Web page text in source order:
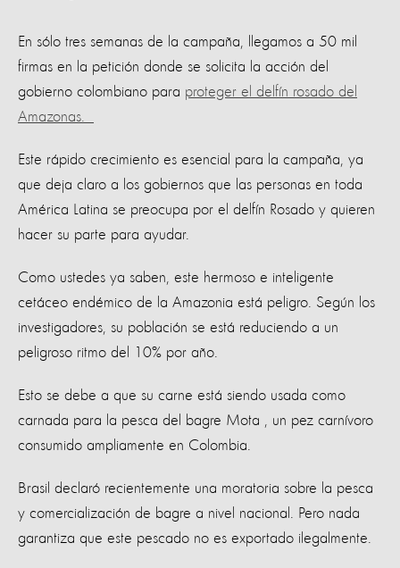
En sólo tres semanas de la campaña, llegamos a 50 mil
firmas en la petición donde se solicita la acción del
gobierno colombiano para proteger el delfín rosado del
Amazonas.
Este rápido crecimiento es esencial para la campaña, ya
que deja claro a los gobiernos que las personas en toda
América Latina se preocupa por el delfín Rosado y quieren
hacer su parte para ayudar.
Como ustedes ya saben, este hermoso e inteligente
cetáceo endémico de la Amazonia está peligro. Según los
investigadores, su población se está reduciendo a un
peligroso ritmo del 10% por año.
Esto se debe a que su carne está siendo usada como
carnada para la pesca del bagre Mota , un pez carnívoro
consumido ampliamente en Colombia.
Brasil declaró recientemente una moratoria sobre la pesca
y comercialización de bagre a nivel nacional. Pero nada
garantiza que este pescado no es exportado ilegalmente.